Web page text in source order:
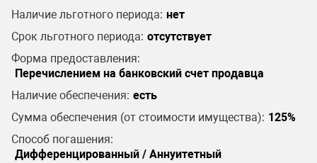
Наличие льготного периода: нет
Срок льготного периода: отсутствует
Форма предоставления:
Перечислением на банковский счет продавца
Наличие обеспечения: есть
Сумма обеспечения (от стоимости имущества): 125%
Способ погашения:
Дифференцированный / Аннуитетный